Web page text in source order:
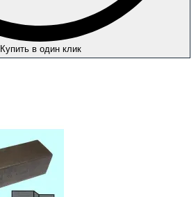
Купить в один клик